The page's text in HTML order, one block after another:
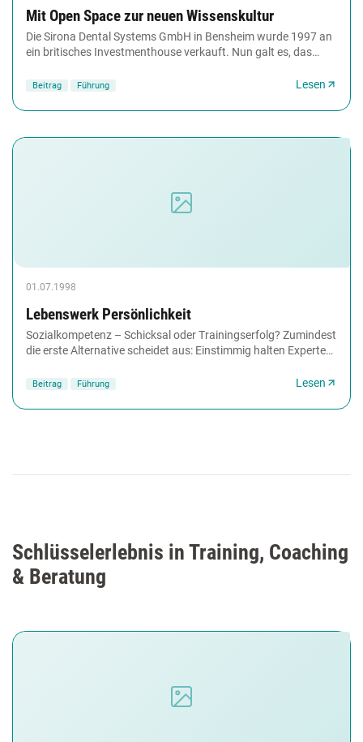
Mit Open Space zur neuen Wissenskultur
Die Sirona Dental Systems GmbH in Bensheim wurde 1997 an
ein britisches Investmenthouse verkauft. Nun galt es, das
Beitrag Führung Lesen
01.07.1998
Lebenswerk Persönlichkeit
Sozialkompetenz – Schicksal oder Trainingserfolg? Zumindest
die erste Alternative scheidet aus: Einstimmig halten Experten
Beitrag Führung Lesen
Schlüsselerlebnis in Training, Coaching
& Beratung